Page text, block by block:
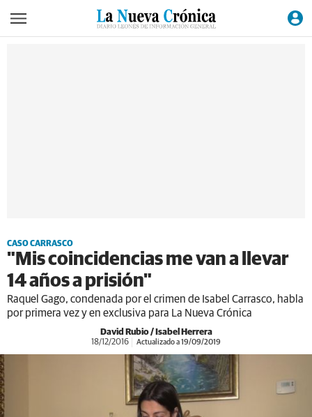
CASO CARRASCO
"Mis coincidencias me van a llevar
14 años a prisión"
Raquel Gago, condenada por el crimen de Isabel Carrasco, habla
por primera vez y en exclusiva para La Nueva Crónica
David Rubio / Isabel Herrera
18/12/2016 Actualizado a 19/09/2019